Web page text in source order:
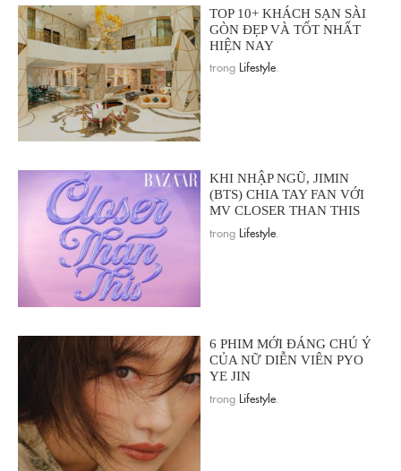
TOP 10+ KHÁCH SẠN SÀI
GÒN ĐẸP VÀ TỐT NHẤT
HIỆN NAY
trong Lifestyle
KHI NHẬP NGŨ, JIMIN
(BTS) CHIA TAY FAN VỚI
MV CLOSER THAN THIS
trong Lifestyle
6 PHIM MỚI ĐÁNG CHÚ Ý
CỦA NỮ DIỄN VIÊN PYO
YE JIN
trong Lifestyle